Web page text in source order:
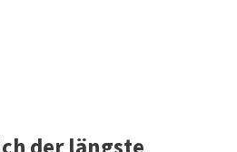
der längste